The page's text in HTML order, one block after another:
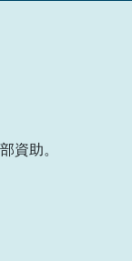
資助。